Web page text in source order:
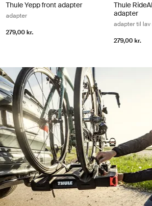
Thule Yepp front adapter
adapter
279,00 kr.
Thule
adapter
adapter til
279,00 kr.